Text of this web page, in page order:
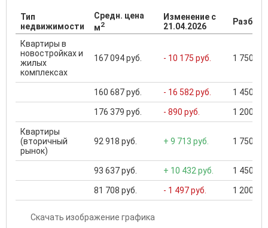
Тип
недвижимости
Средн. цена
м2
Изменение с
21.04.2026
Квартиры в
новостройках и
жилых
комплексах
167 094 руб. - 10 175 руб. 1 750
160 687 руб. - 16 582 руб. 1 450
176 379 руб. - 890 руб. 1 200
Квартиры
(вторичный
рынок)
92 918 руб. + 9 713 руб. 1 750
93 637 руб. + 10 432 руб. 1 450
81 708 руб. - 1 497 руб. 1 200
Скачать изображение графика